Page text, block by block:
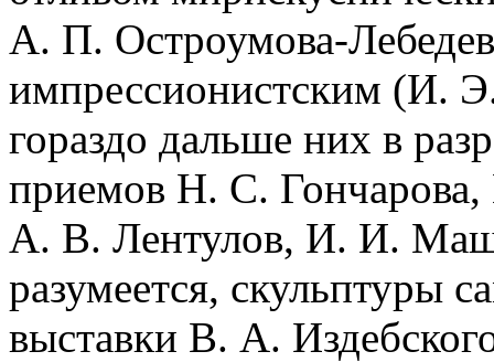
А. П. Остроумова-
импрессионистским (И.
гораздо дальше них в
приемов Н. С.
А. В. Лентулов, И. И.
разумеется, скульптуры
выставки В. А.